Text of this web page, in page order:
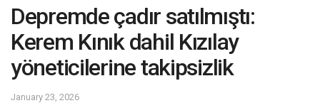
Depremde çadır satılmıştı:
Kerem Kınık dahil Kızılay
yöneticilerine takipsizlik
January 23, 2026